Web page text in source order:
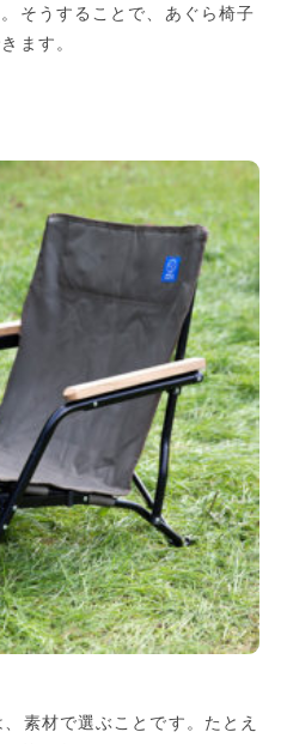
そうすることで、あぐら椅子
ます。
素材で選ぶことです。たとえ